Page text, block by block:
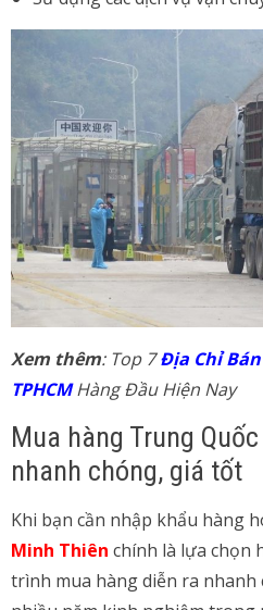
Xem thêm: Top 7Địa Chỉ
TPHCM Hàng Đầu Hiện Nay
Mua hàng Trung
nhanh chóng, giá tốt
Khi bạn cần nhập khẩu hàng
Minh Thiên chính là lựa chọn
trình mua hàng diễn ra nhanh